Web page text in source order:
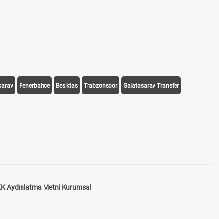
Fenerbahçe Beşiktaş Trabzonspor Galatasaray Transfer
Aydınlatma Metni Kurumsal